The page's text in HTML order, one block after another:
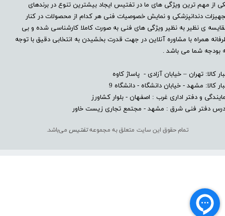
از مهم ترین ویژگی های ما در تفتیس ایجاد بیشترین تنوع در برندهای
دندانپزشکی و نمایش خصوصیات فنی هر کدام از محصولات در کنار
ی نظیر به نظیر ویژگی های فنی به صورت کاملا کارشناسی شده و بی
همراه با مشاوره آنلاین در جهت قدرت بخشیدن به انتخابی دقیق با توجه
بودجه شما می باشد .
کالا: تهران – خیابان آزادی - پاساژ کاوه
کالا: مشهد - خیابان دانشگاه - دانشگاه 9
و دفتر اداری غرب : اصفهان - بلوار کشاورز​​​​​​​
دفتر فنی شرق : مشهد - مجتمع تجاری زیست خاور
تمام حقوق این سایت متعلق به مجموعهتفتیسمی‌باشد.